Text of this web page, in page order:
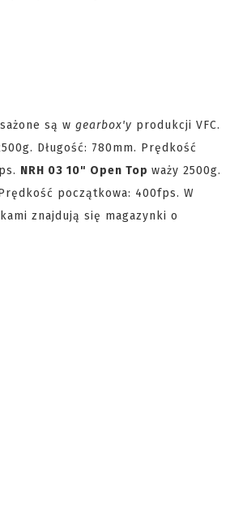
są w gearbox'y produkcji VFC.
Długość: 780mm. Prędkość
NRH 03 10" Open Top waży 2500g.
początkowa: 400fps. W
znajdują się magazynki o